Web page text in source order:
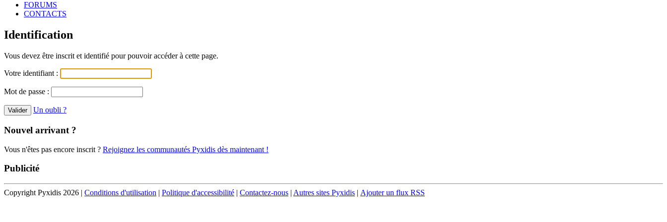
FORUMS
CONTACTS
Identification
Vous devez être inscrit et identifié pour pouvoir accéder à cette page.
Votre identifiant :
Mot de passe :
Un oubli ?
Nouvel arrivant ?
Vous n'êtes pas encore inscrit ? Rejoignez les communautés Pyxidis dès maintenant !
Publicité
Copyright Pyxidis 2026 | Conditions d'utilisation | Politique d'accessibilité | Contactez-nous | Autres sites Pyxidis | Ajouter un flux RSS